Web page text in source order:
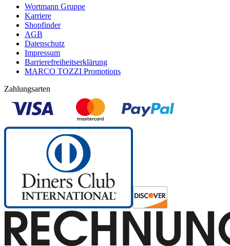
Wortmann Gruppe
Karriere
Shopfinder
AGB
Datenschutz
Impressum
Barrierefreiheitserklärung
MARCO TOZZI Promotions
Zahlungsarten